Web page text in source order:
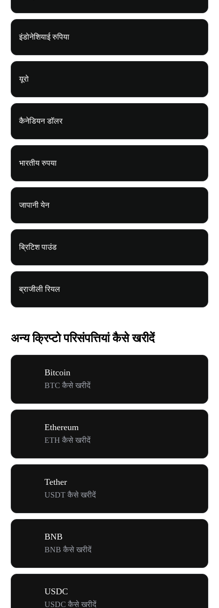
इंडोनेशियाई रुपिया
यूरो
कैनेडियन डॉलर
भारतीय रुपया
जापानी येन
ब्रिटिश पाउंड
ब्राजीली रियल
अन्य क्रिप्टो परिसंपत्तियां कैसे खरीदें
Bitcoin
BTC कैसे खरीदें
Ethereum
ETH कैसे खरीदें
Tether
USDT कैसे खरीदें
BNB
BNB कैसे खरीदें
USDC
USDC कैसे खरीदें